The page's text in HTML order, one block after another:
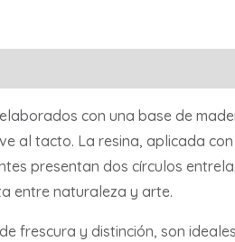
con una base de
al tacto. La resina, aplicada
presentan dos círculos
entre naturaleza y arte.
frescura y distinción, son